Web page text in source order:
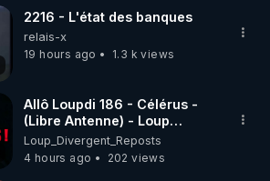
2216 - L'état des banques
relais-x
19 hours ago
1.3 k views
Allô Loupdi 186 - Célérus -
(Libre Antenne) - Loup
Divergent 2026.08.06
Loup_Divergent_Reposts
4 hours ago
202 views